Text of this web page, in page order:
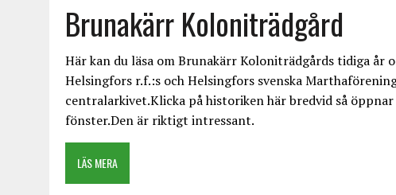
Brunakärr Koloniträdgård
Här kan du läsa om Brunakärr Koloniträdgårds tidiga år
Helsingfors r.f.:s och Helsingfors svenska
centralarkivet.Klicka på historiken här bredvid så
fönster.Den är riktigt intressant.
LÄS MERA